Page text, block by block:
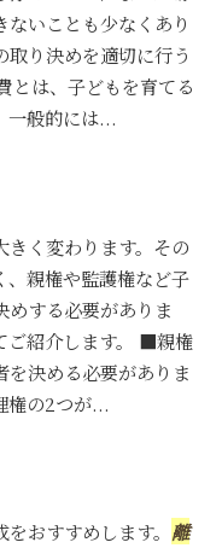
いことも少なくあり
取り決めを適切に行う
とは、子どもを育てる
一般的には...
く変わります。その
親権や監護権など子
めする必要がありま
ご紹介します。 ■親権
決める必要がありま
権の2つが...
おすすめします。 離